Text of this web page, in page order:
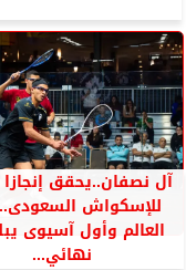
آل نصفان..يحقق إنجازا
للإسكواش
العالم وأول آسيوى
نهائي...